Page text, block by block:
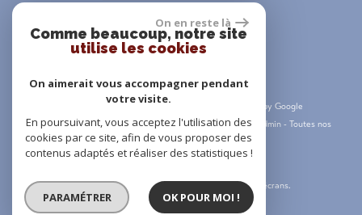
© 2026 | Tous droits réservés | Traduction powered by Google
Plan du site-Mentions légales-Nos honoraires-Liens- Admin - Toutes nos
annonces
un seul site adaptable à tous les types d'écrans.
On en reste là
Comme beaucoup, notre site
utilise les cookies
On aimerait vous accompagner pendant
votre visite.
En poursuivant, vous acceptez l'utilisation des
cookies par ce site, afin de vous proposer des
contenus adaptés et réaliser des statistiques !
PARAMÉTRER OK POUR MOI !